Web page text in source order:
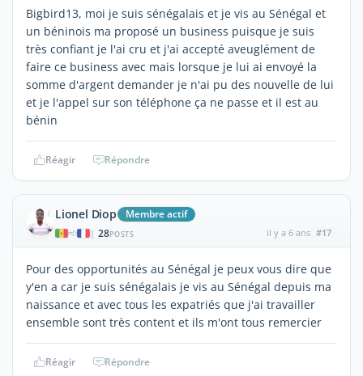
Bigbird13, moi je suis sénégalais et je vis au Sénégal et
un béninois ma proposé un business puisque je suis
très confiant je l'ai cru et j'ai accepté aveuglément de
faire ce business avec mais lorsque je lui ai envoyé la
somme d'argent demander je n'ai pu des nouvelle de lui
et je l'appel sur son téléphone ça ne passe et il est au
bénin
Réagir Répondre
Lionel Diop Membre actif
| 28POSTS il y a 6 ans #17
Pour des opportunités au Sénégal je peux vous dire que
y'en a car je suis sénégalais je vis au Sénégal depuis ma
naissance et avec tous les expatriés que j'ai travailler
ensemble sont très content et ils m'ont tous remercier
Réagir Répondre